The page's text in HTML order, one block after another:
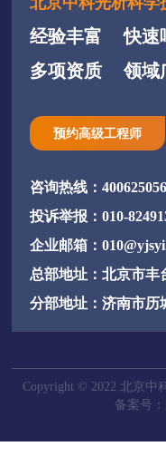
经验丰富
快速
多项资质
领域
预约高级工程师
咨询热线：
投诉举报：010-
企业邮箱：
总部地址：北京市丰
分部地址：济南市历
Copyright © 2022 北京中
备案号：